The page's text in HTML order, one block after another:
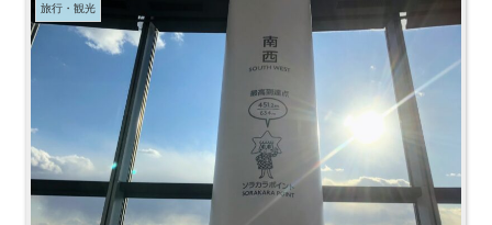
旅行・観光